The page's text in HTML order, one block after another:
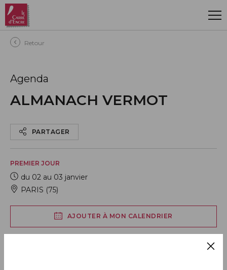
Aller au contenu principal
Retour
Agenda
ALMANACH VERMOT
PARTAGER
PREMIER JOUR
du 02 au 03 janvier
PARIS (75)
AJOUTER À MON CALENDRIER